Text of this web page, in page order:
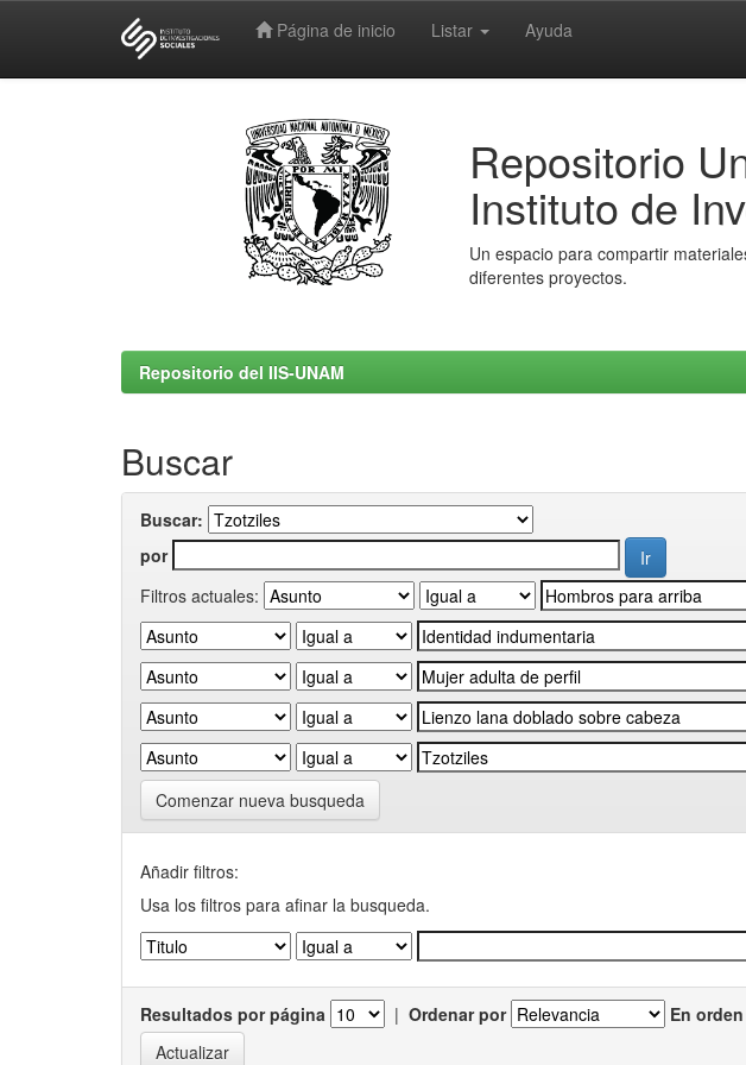
Página de inicio Listar Ayuda
Repositorio
Instituto de
Un espacio para compartir
diferentes proyectos.
Repositorio del IIS-UNAM
Buscar
Buscar:
por
Filtros actuales:
Comenzar nueva busqueda
Añadir filtros:
Usa los filtros para afinar la busqueda.
Resultados por página | Ordenar por En orden